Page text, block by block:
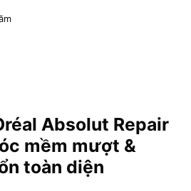
Absolut Repair
mềm mượt &
toàn diện